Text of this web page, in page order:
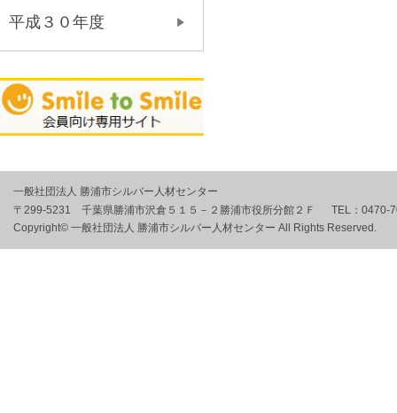
平成３０年度
一般社団法人 勝浦市シルバー人材センター
〒299-5231 千葉県勝浦市沢倉５１５－２勝浦市役所分館２Ｆ
TEL： 0470-
Copyright© 一般社団法人 勝浦市シルバー人材センター All Rights Reserved.